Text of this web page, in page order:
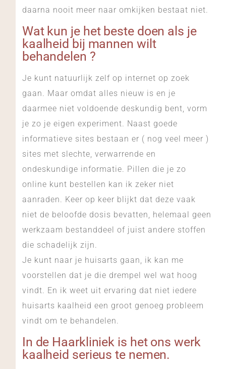
daarna nooit meer naar omkijken bestaat niet.
Wat kun je het beste doen als je
kaalheid bij mannen wilt
behandelen ?
Je kunt natuurlijk zelf op internet op zoek
gaan. Maar omdat alles nieuw is en je
daarmee niet voldoende deskundig bent, vorm
je zo je eigen experiment. Naast goede
informatieve sites bestaan er ( nog veel meer )
sites met slechte, verwarrende en
ondeskundige informatie. Pillen die je zo
online kunt bestellen kan ik zeker niet
aanraden. Keer op keer blijkt dat deze vaak
niet de beloofde dosis bevatten, helemaal geen
werkzaam bestanddeel of juist andere stoffen
die schadelijk zijn.
Je kunt naar je huisarts gaan, ik kan me
voorstellen dat je die drempel wel wat hoog
vindt. En ik weet uit ervaring dat niet iedere
huisarts kaalheid een groot genoeg probleem
vindt om te behandelen.
In de Haarkliniek is het ons werk
kaalheid serieus te nemen.